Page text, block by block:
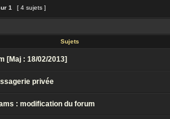
1 [ 4 sujets ]
Sujets
[Maj : 18/02/2013]
privée
: modification du forum